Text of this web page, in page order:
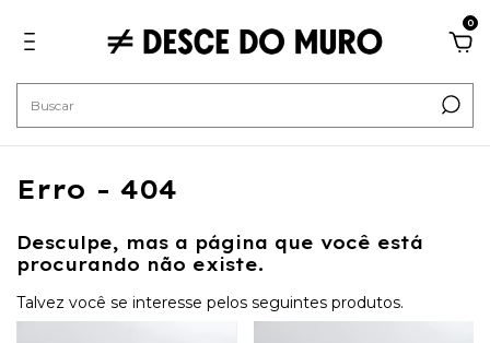
0
Erro - 404
Desculpe, mas a página que você está
procurando não existe.
Talvez você se interesse pelos seguintes produtos.